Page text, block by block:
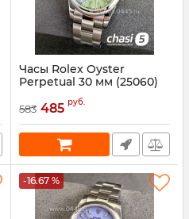
Часы Rolex Oyster
Perpetual 30 мм (25060)
25060
583 485 руб.
-16.67 %